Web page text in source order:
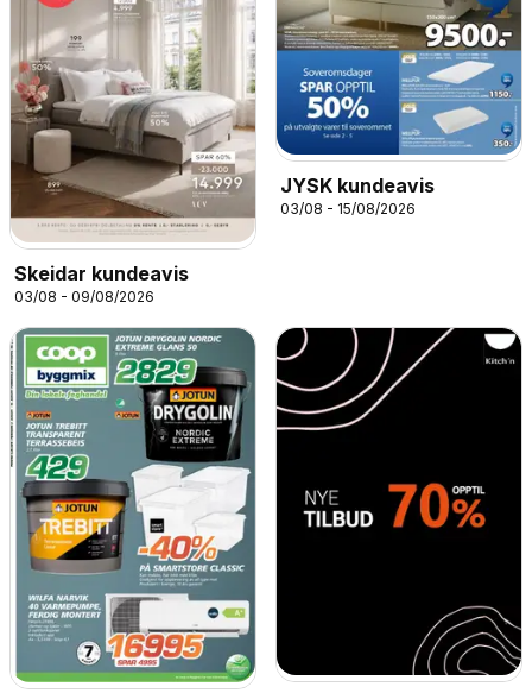
Skeidar kundeavis
03/08 - 09/08/2026
JYSK kundeavis
03/08 - 15/08/2026